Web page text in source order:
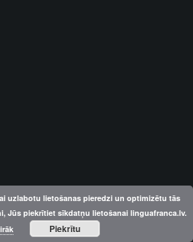
uzlabotu lietošanas pieredzi un optimizētu tās
Jūs piekrītiet sīkdatņu lietošanai linguafranca.lv.
Piekrītu